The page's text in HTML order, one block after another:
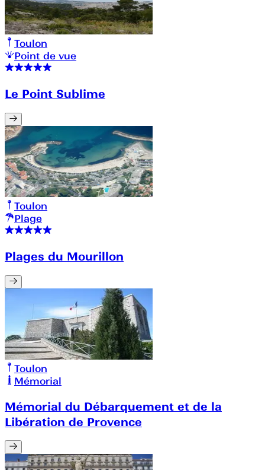
Toulon
Point de vue
Le Point Sublime
Toulon
Plage
Plages du Mourillon
Toulon
Mémorial
Mémorial du Débarquement et de la
Libération de Provence